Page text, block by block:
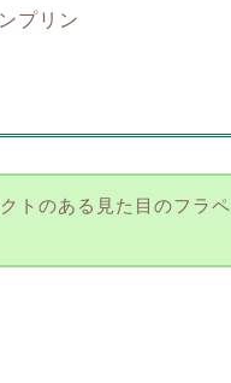
プリン
トのある見た目のフラペ